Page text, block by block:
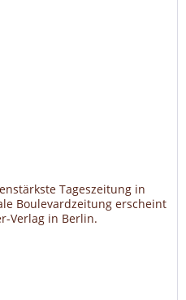
Tageszeitung in
Boulevardzeitung erscheint
Verlag in Berlin.